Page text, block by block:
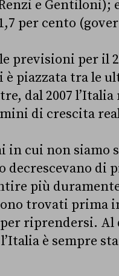
e
per cento
previsioni per il
piazzata tra le
dal 2007 l’Italia
di crescita
in cui non siamo
decrescevano di
più
trovati prima
riprendersi.
è sempre